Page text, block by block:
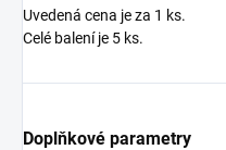
Uvedená cena je za 1 ks.
Celé balení je 5 ks.
Doplňkové parametry